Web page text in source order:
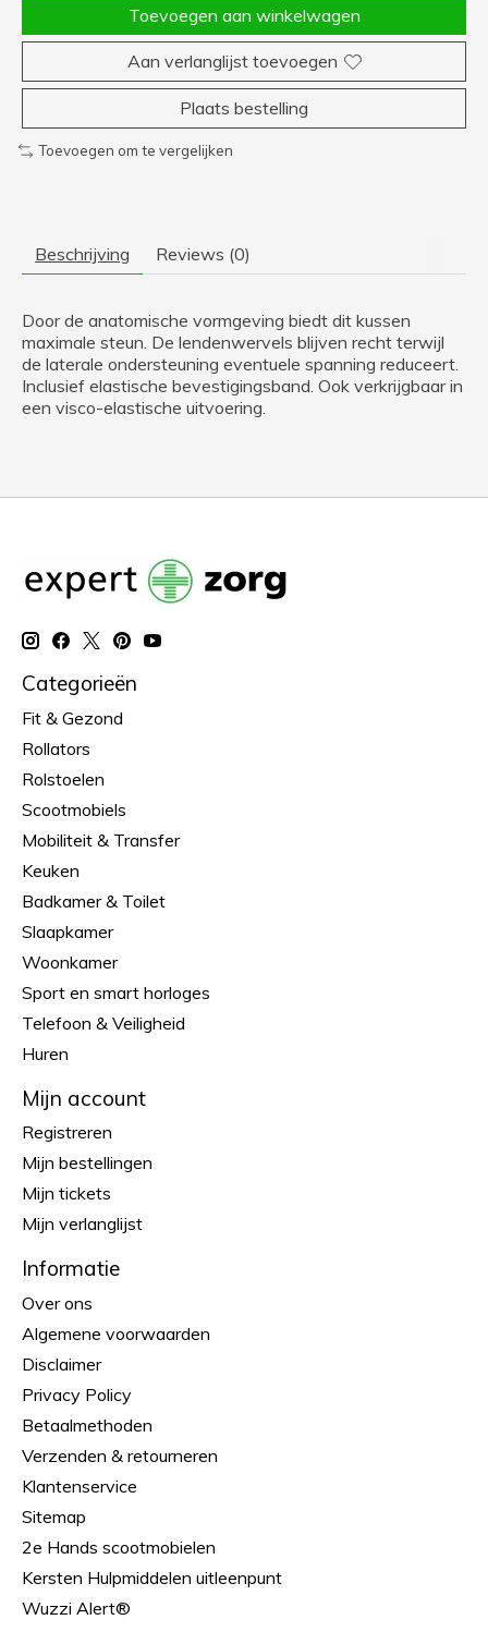
Toevoegen aan winkelwagen
Aan verlanglijst toevoegen
Plaats bestelling
Toevoegen om te vergelijken
Beschrijving Reviews (0)
Door de anatomische vormgeving biedt dit kussen
maximale steun. De lendenwervels blijven recht terwijl
de laterale ondersteuning eventuele spanning reduceert.
Inclusief elastische bevestigingsband. Ook verkrijgbaar in
een visco-elastische uitvoering.
Categorieën
Fit & Gezond
Rollators
Rolstoelen
Scootmobiels
Mobiliteit & Transfer
Keuken
Badkamer & Toilet
Slaapkamer
Woonkamer
Sport en smart horloges
Telefoon & Veiligheid
Huren
Mijn account
Registreren
Mijn bestellingen
Mijn tickets
Mijn verlanglijst
Informatie
Over ons
Algemene voorwaarden
Disclaimer
Privacy Policy
Betaalmethoden
Verzenden & retourneren
Klantenservice
Sitemap
2e Hands scootmobielen
Kersten Hulpmiddelen uitleenpunt
Wuzzi Alert®